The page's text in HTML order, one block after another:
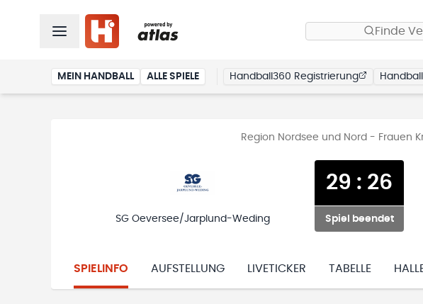
Finde
MEIN HANDBALL ALLE SPIELE Handball360 Registrierung
Region Nordsee und Nord - Frauen
SG Oeversee/Jarplund-Weding
29 : 26
Spiel beendet
SPIELINFO AUFSTELLUNG LIVETICKER TABELLE